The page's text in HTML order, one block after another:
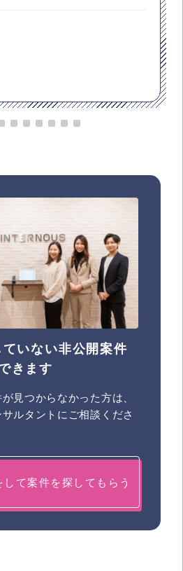
いない非公開案件
きます
見つからなかった方は、
ルタントにご相談くださ
て案件を探してもらう